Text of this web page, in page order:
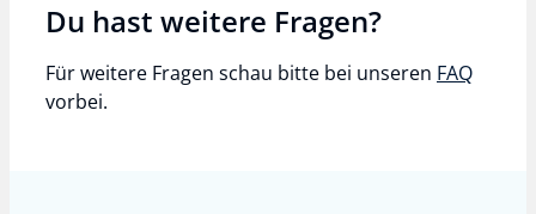
Du hast weitere Fragen?
Für weitere Fragen schau bitte bei unseren FAQ
vorbei.